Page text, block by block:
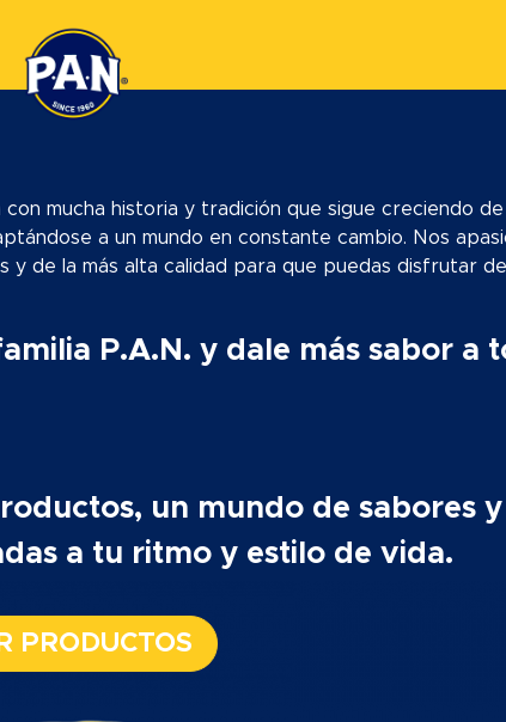
con mucha historia y tradición que sigue creciendo
a un mundo en constante cambio. Nos
y de la más alta calidad para que puedas disfrutar
P.A.N. y dale más sabor a
un mundo de sabores y
a tu ritmo y estilo de vida.
PRODUCTOS